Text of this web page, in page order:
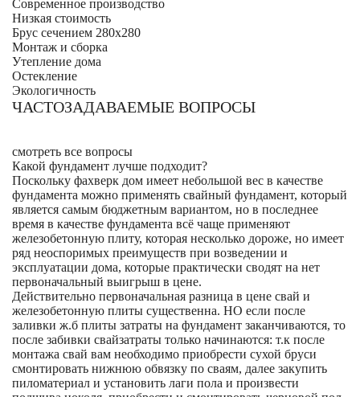
Современное производство
Низкая стоимость
Брус сечением 280х280
Монтаж и сборка
Утепление дома
Остекление
Экологичность
ЧАСТОЗАДАВАЕМЫЕ ВОПРОСЫ
смотреть все вопросы
Какой фундамент лучше подходит?
Поскольку фахверк дом имеет небольшой вес в качестве
фундамента можно применять свайный фундамент, который
является самым бюджетным вариантом, но в последнее
время в качестве фундамента всё чаще применяют
железобетонную плиту, которая несколько дороже, но имеет
ряд неоспоримых преимуществ при возведении и
эксплуатации дома, которые практически сводят на нет
первоначальный выигрыш в цене.
Действительно первоначальная разница в цене свай и
железобетонную плиты существенна. НО если после
заливки ж.б плиты затраты на фундамент заканчиваются, то
после забивки свайзатраты только начинаются: т.к после
монтажа свай вам необходимо приобрести сухой бруси
смонтировать нижнюю обвязку по сваям, далее закупить
пиломатериал и установить лаги пола и произвести